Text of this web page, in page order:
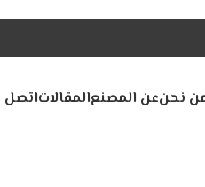
نحنعن المصنعالمقالاتاتصل